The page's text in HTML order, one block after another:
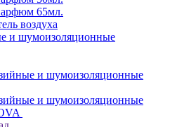
65мл.
воздуха
и шумоизоляционные
и шумоизоляционные
и шумоизоляционные